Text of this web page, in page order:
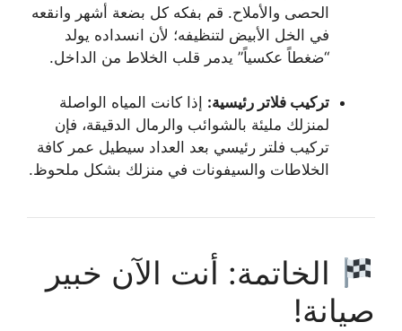
الحصى والأملاح. قم بفكه كل بضعة أشهر وانقعه
في الخل الأبيض لتنظيفه؛ لأن انسداده يولد
“ضغطاً عكسياً” يدمر قلب الخلاط من الداخل.
تركيب فلاتر رئيسية: إذا كانت المياه الواصلة
لمنزلك مليئة بالشوائب والرمال الدقيقة، فإن
تركيب فلتر رئيسي بعد العداد سيطيل عمر كافة
الخلاطات والسيفونات في منزلك بشكل ملحوظ.
الخاتمة: أنت الآن خبير
صيانة!